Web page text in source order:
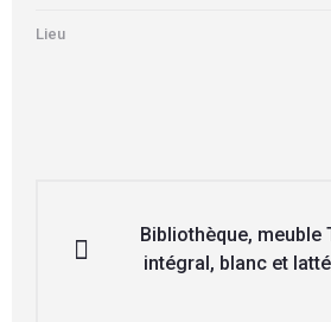
Lieu
Bibliothèque, meuble
intégral, blanc et